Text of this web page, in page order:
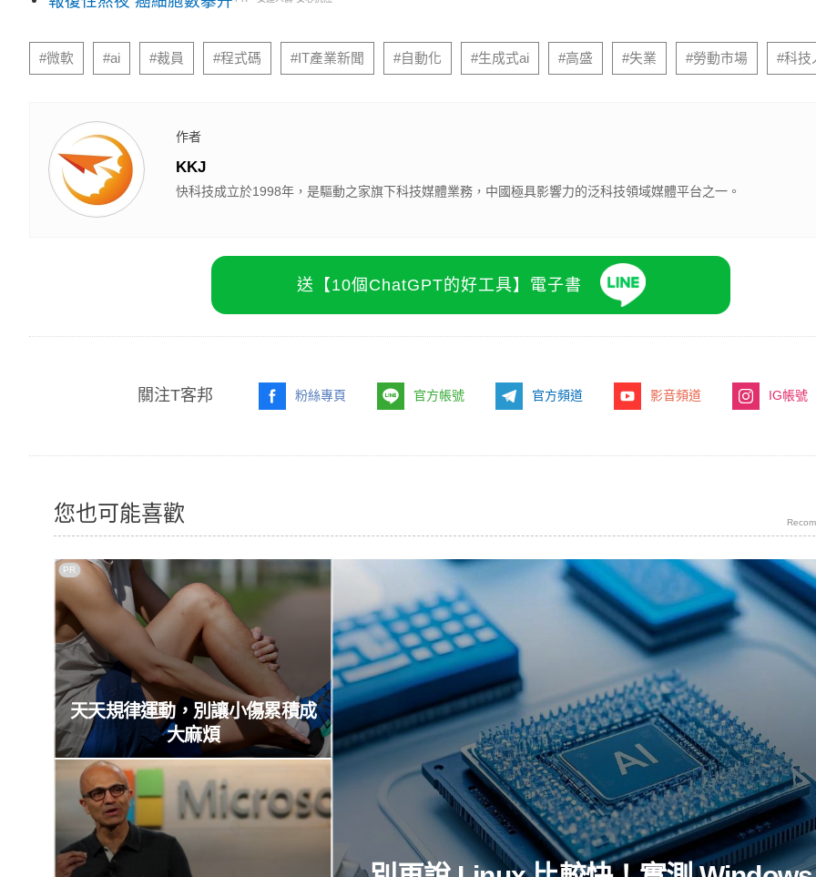
#微軟 #ai #裁員 #程式碼 #IT產業新聞 #自動化 #生成式ai #高盛 #失業 #勞動市場 #科技
作者
KKJ
快科技成立於1998年，是驅動之家旗下科技媒體業務，中國極具影響力的泛科技領域媒體平台之一。
送【10個ChatGPT的好工具】電子書
關注T客邦 粉絲專頁 官方帳號 官方頻道 影音頻道 IG帳號
您也可能喜歡
天天規律運動，別讓小傷累積成
大麻煩
PR